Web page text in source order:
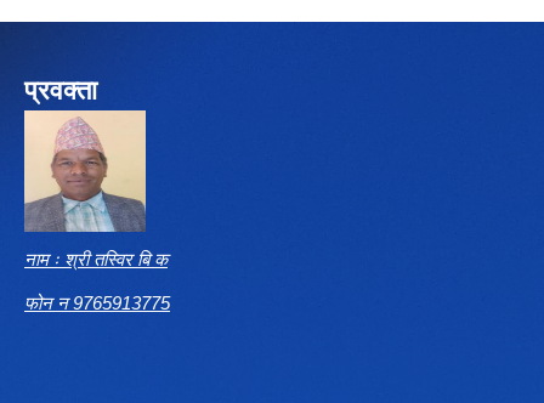
प्रवक्ता
नाम ः श्री तस्विर बि क
फोन न 9765913775